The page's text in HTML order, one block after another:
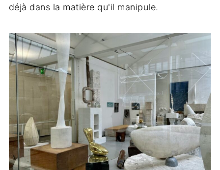
déjà dans la matière qu'il manipule.